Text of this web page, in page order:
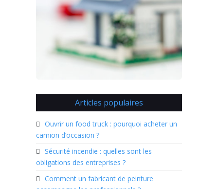
Articles populaires
Ouvrir un food truck : pourquoi acheter un
camion d’occasion ?
Sécurité incendie : quelles sont les
obligations des entreprises ?
Comment un fabricant de peinture